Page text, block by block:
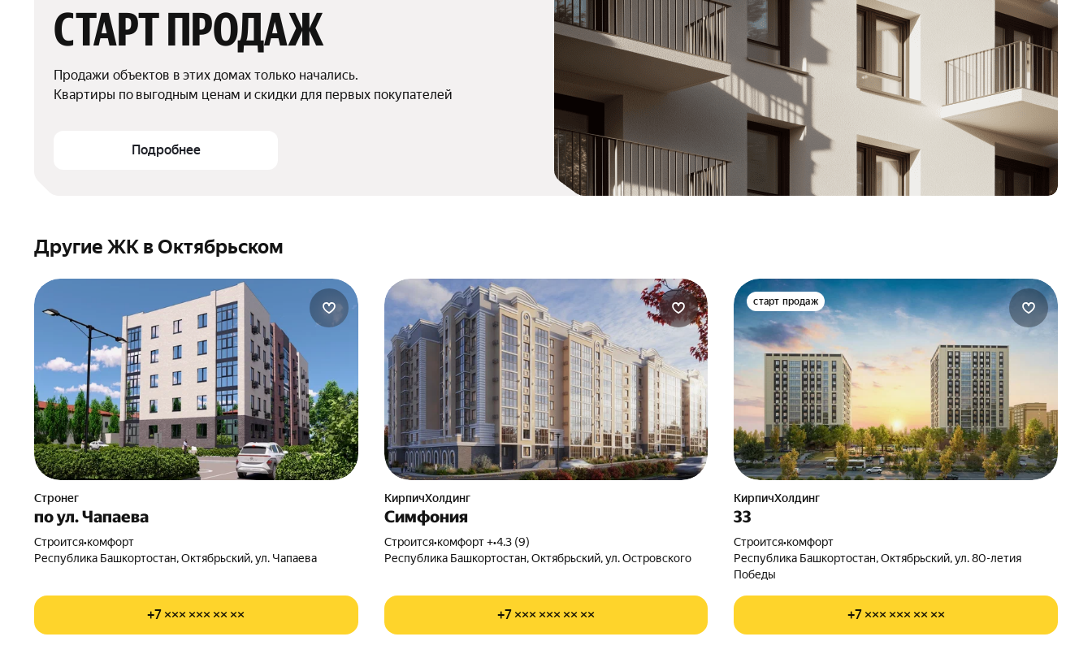
СТАРТ ПРОДАЖ
Продажи объектов в этих домах только начались.
Квартиры по выгодным ценам и скидки для первых покупателей
Подробнее
Другие ЖК в Октябрьском
Стронег
по ул. Чапаева
Строится•комфорт
Республика Башкортостан, Октябрьский, ул. Чапаева
+7 ××× ××× ×× ××
КирпичХолдинг
Симфония
Строится•комфорт +•4.3 (9)
Республика Башкортостан, Октябрьский, ул. Островского
+7 ××× ××× ×× ××
старт продаж
КирпичХолдинг
33
Строится•комфорт
Республика Башкортостан, Октябрьский, ул. 80-летия
Победы
+7 ××× ××× ×× ××